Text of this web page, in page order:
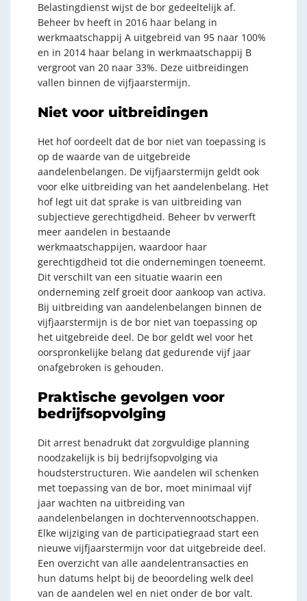
Belastingdienst wijst de bor gedeeltelijk af.
Beheer bv heeft in 2016 haar belang in
werkmaatschappij A uitgebreid van 95 naar 100%
en in 2014 haar belang in werkmaatschappij B
vergroot van 20 naar 33%. Deze uitbreidingen
vallen binnen de vijfjaarstermijn.
Niet voor uitbreidingen
Het hof oordeelt dat de bor niet van toepassing is
op de waarde van de uitgebreide
aandelenbelangen. De vijfjaarstermijn geldt ook
voor elke uitbreiding van het aandelenbelang. Het
hof legt uit dat sprake is van uitbreiding van
subjectieve gerechtigdheid. Beheer bv verwerft
meer aandelen in bestaande
werkmaatschappijen, waardoor haar
gerechtigdheid tot die ondernemingen toeneemt.
Dit verschilt van een situatie waarin een
onderneming zelf groeit door aankoop van activa.
Bij uitbreiding van aandelenbelangen binnen de
vijfjaarstermijn is de bor niet van toepassing op
het uitgebreide deel. De bor geldt wel voor het
oorspronkelijke belang dat gedurende vijf jaar
onafgebroken is gehouden.
Praktische gevolgen voor
bedrijfsopvolging
Dit arrest benadrukt dat zorgvuldige planning
noodzakelijk is bij bedrijfsopvolging via
houdsterstructuren. Wie aandelen wil schenken
met toepassing van de bor, moet minimaal vijf
jaar wachten na uitbreiding van
aandelenbelangen in dochtervennootschappen.
Elke wijziging van de participatiegraad start een
nieuwe vijfjaarstermijn voor dat uitgebreide deel.
Een overzicht van alle aandelentransacties en
hun datums helpt bij de beoordeling welk deel
van de aandelen wel en niet onder de bor valt.